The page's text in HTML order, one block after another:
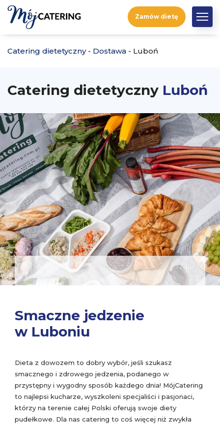
Zamów dietę
Catering dietetyczny- Dostawa - Luboń
Catering dietetyczny Luboń
Smaczne jedzenie
w Luboniu
Dieta z dowozem to dobry wybór, jeśli szukasz
smacznego i zdrowego jedzenia, podanego w
przystępny i wygodny sposób każdego dnia! MójCatering
to najlepsi kucharze, wyszkoleni specjaliści i pasjonaci,
którzy na terenie całej Polski oferują swoje diety
pudełkowe. Dla nas catering to coś więcej niż zwykła